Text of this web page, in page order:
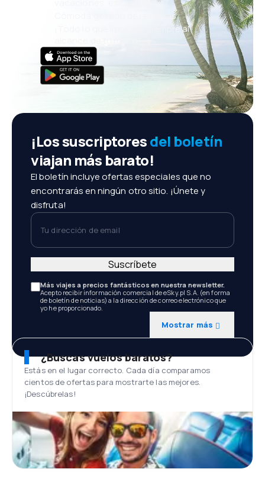
Cómoda gestión de reservas
¡Todo lo que importa, siempre al
¡Los suscriptoresdel boletín
viajan más barato!
El boletín incluye ofertas especiales que no
encontrarás en ningún otro sitio. ¡Únete y
disfruta!
Tu dirección de email
Más viajes a precios fantásticos en nuestra newsletter.
Acepto recibir información comercial de eSky.pl S.A. (en forma
de boletín de noticias) a la dirección de correo electrónico que
yo he proporcionado.
Mostrar más
Suscríbete
¿Buscas vuelos baratos?
Estás en el lugar correcto. Cada día comparamos
cientos de ofertas para mostrarte las mejores.
¡Descúbrelas!